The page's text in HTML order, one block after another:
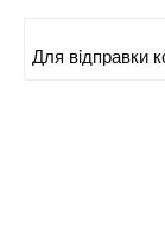
Для вiдправки